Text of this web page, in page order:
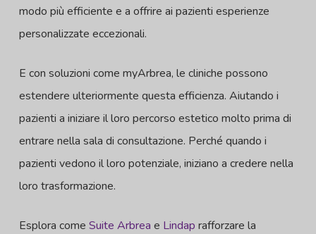
modo più efficiente e a offrire ai pazienti esperienze
personalizzate eccezionali.
E con soluzioni come myArbrea, le cliniche possono
estendere ulteriormente questa efficienza. Aiutando i
pazienti a iniziare il loro percorso estetico molto prima di
entrare nella sala di consultazione. Perché quando i
pazienti vedono il loro potenziale, iniziano a credere nella
loro trasformazione.
Esplora come Suite Arbrea e Lindap rafforzare la